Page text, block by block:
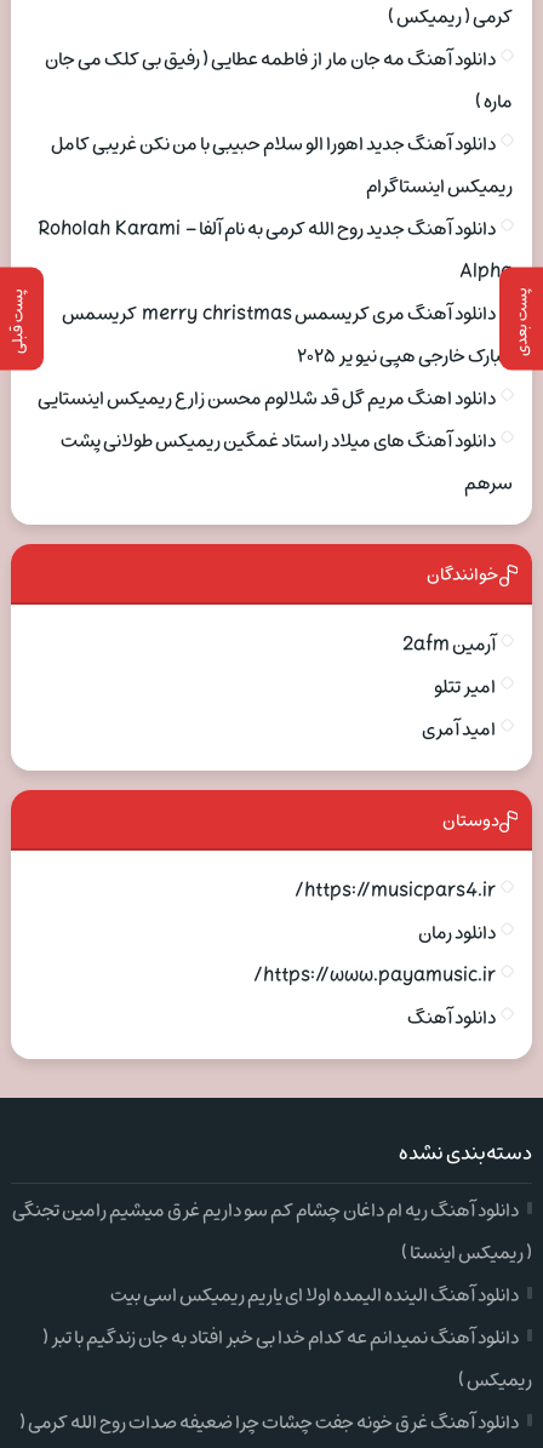
پست بعدی پست قبلی
کرمی ( ریمیکس )
دانلود آهنگ مه جان مار از فاطمه عطایی ( رفیق بی کلک می جان
ماره )
دانلود آهنگ جدید اهورا الو سلام حبیبی با من نکن غریبی کامل
ریمیکس اینستاگرام
دانلود آهنگ جدید روح الله کرمی به نام آلفا Roholah Karami –
Alpha
دانلود آهنگ مری کریسمس merry christmas کریسمس
مبارک خارجی هپی نیو یر ۲۰۲۵
دانلود اهنگ مریم گل قد شلالوم محسن زارع ریمیکس اینستایی
دانلود آهنگ های میلاد راستاد غمگین ریمیکس طولانی پشت
سرهم
خوانندگان
آرمین 2afm
امیر تتلو
امید آمری
دوستان
https://musicpars4.ir/
دانلود رمان
https://www.payamusic.ir/
دانلود آهنگ
دسته‌بندی نشده
دانلود آهنگ ریه ام داغان چشام کم سو داریم غرق میشیم رامین تجنگی
( ریمیکس اینستا )
دانلود آهنگ الینده الیمده اولا ای یاریم ریمیکس اسی بیت
دانلود آهنگ نمیدانم عه کدام خدا بی خبر افتاد به جان زندگیم با تبر (
ریمیکس )
دانلود آهنگ غرق خونه جفت چشات چرا ضعیفه صدات روح الله کرمی (